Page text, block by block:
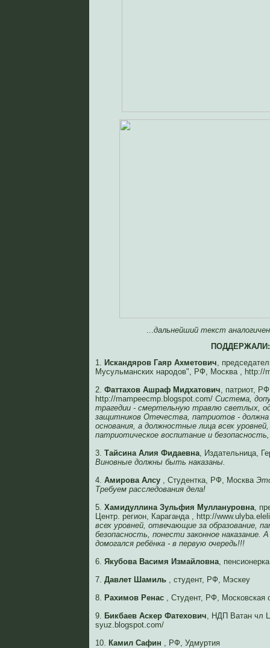
дальнейший текст
ПОДДЕРЖАЛИ:
1.
Искандяров Гаяр Ахметович ,
Мусульманских народов", РФ, Москва , http://
2. Фаттахов Ашраф Мидхатович , патриот,
http://mampeecmp.blogspot.com/ Система,
трагедии - смертельную травлю светлых,
защитников Отечества, патриотов -
основания, а должностные лица всех
патриотическое воспитание и
3. Тайсина Алия Фидаевна , Издательница,
Виновные должны быть наказаны.
4. Амирова Алсу , Студентка, РФ, Москва
Требуем расследования дела!
5. Хамидуллина Зульфия Муллануровна ,
Центр. регион, Караганда , http://
всех уровней, отвечающие за образование,
безопасность, понести законное наказание.
домогался ребёнка - в первую очередь!!!
6. Якубова Васимя Измайловна ,
7. Давлет Шамиль
, студент, РФ, Мэскеу
8.
Рахимов Ренас
, Студент, РФ, Московская
9.
Бикбаев Аскер Фатехович , НДП Ватан чл
syuz.blogspot.com/
10.
Камил Сафин , РФ, Удмуртия